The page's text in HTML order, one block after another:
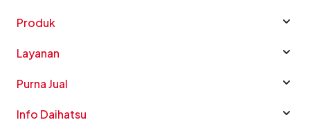
Produk
Layanan
Purna Jual
Info Daihatsu